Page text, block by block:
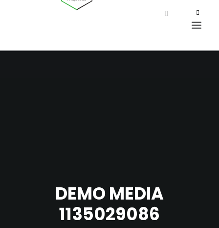
DEMO MEDIA
1135029086